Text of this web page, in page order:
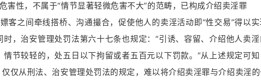
，不属于“情节显著轻微危害不大”的范畴，已构成介绍卖淫罪
间牵线搭桥、沟通撮合，促使他人的卖淫活动即“性交易”得以实
，治安管理处罚法第六十七条也规定：“引诱、容留、介绍他人卖淫
节较轻的，处五日以下拘留或者五百元以下罚款。”从上述规定可
仅从刑法、治安管理处罚法的规定，难以将介绍卖淫罪与介绍卖淫